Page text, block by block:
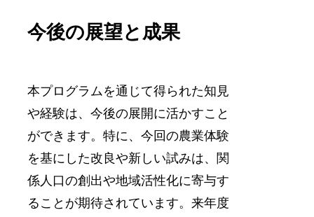
今後の展望と成果
本プログラムを通じて得られた知見
や経験は、今後の展開に活かすこと
ができます。特に、今回の農業体験
を基にした改良や新しい試みは、関
係人口の創出や地域活性化に寄与す
ることが期待されています。来年度